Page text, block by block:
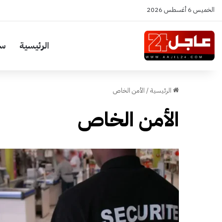
الخميس 6 أغسطس 2026
الرئيسية
الرئيسية/ الأمن الخاص
الأمن الخاص